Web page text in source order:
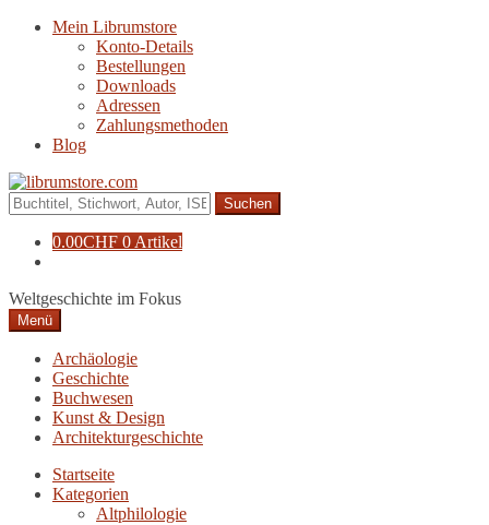
Navigation
Zum
Mein Librumstore
Konto-Details
Bestellungen
Downloads
Adressen
Zahlungsmethoden
Blog
Suche
nach:
0.00CHF 0 Artikel
Weltgeschichte im Fokus
Menü
Archäologie
Geschichte
Buchwesen
Kunst & Design
Architekturgeschichte
Startseite
Kategorien
Altphilologie